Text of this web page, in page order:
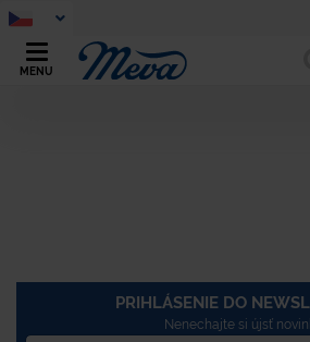
MENU
PRIHLÁSENIE DO
Nenechajte si újsť